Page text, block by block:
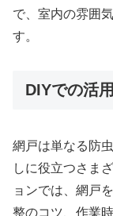
で、室内の雰囲
す。
DIYでの活
網戸は単なる防
しに役立つさま
ョンでは、網戸
整のコツ、作業